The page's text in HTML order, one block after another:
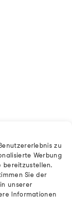
zu
Werbung
bereitzustellen.
Sie der
unserer
Informationen